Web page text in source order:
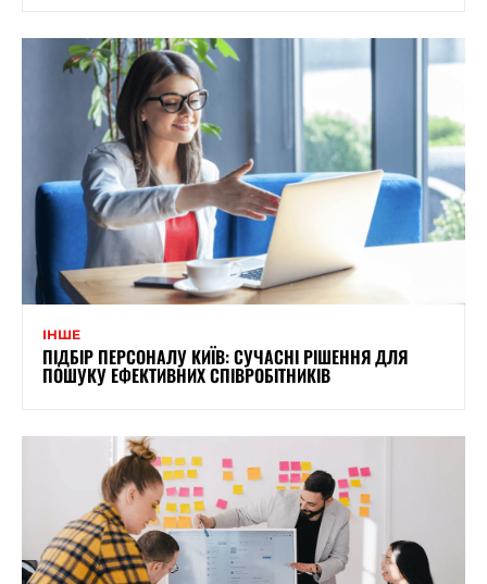
ІНШЕ
ПІДБІР ПЕРСОНАЛУ КИЇВ: СУЧАСНІ РІШЕННЯ ДЛЯ
ПОШУКУ ЕФЕКТИВНИХ СПІВРОБІТНИКІВ